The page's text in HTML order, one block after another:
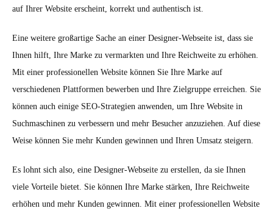
auf Ihrer Website erscheint, korrekt und authentisch ist.
Eine weitere großartige Sache an einer Designer-Webseite ist, dass sie
Ihnen hilft, Ihre Marke zu vermarkten und Ihre Reichweite zu erhöhen.
Mit einer professionellen Website können Sie Ihre Marke auf
verschiedenen Plattformen bewerben und Ihre Zielgruppe erreichen. Sie
können auch einige SEO-Strategien anwenden, um Ihre Website in
Suchmaschinen zu verbessern und mehr Besucher anzuziehen. Auf diese
Weise können Sie mehr Kunden gewinnen und Ihren Umsatz steigern.
Es lohnt sich also, eine Designer-Webseite zu erstellen, da sie Ihnen
viele Vorteile bietet. Sie können Ihre Marke stärken, Ihre Reichweite
erhöhen und mehr Kunden gewinnen. Mit einer professionellen Website